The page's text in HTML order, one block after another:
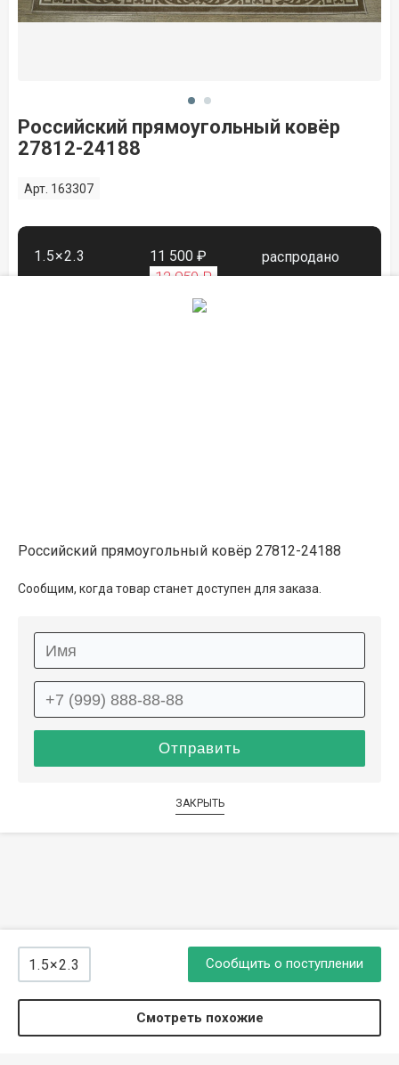
Российский прямоугольный ковёр
27812-24188
Арт. 163307
1.5×2.3 11 500 ₽
12 950 ₽
распродано
1.5×2.3 Сообщить о поступлении
Смотреть похожие
Российский прямоугольный ковёр 27812-24188
Сообщим, когда товар станет доступен для заказа.
ЗАКРЫТЬ